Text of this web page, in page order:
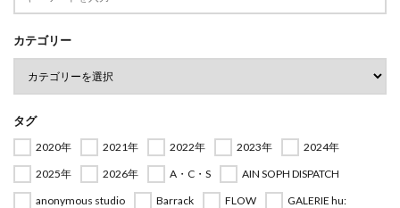
カテゴリー
タグ
2020年 2021年 2022年 2023年
2024年
2025年
2026年 A・C・S
AIN SOPH DISPATCH
anonymous studio
Barrack FLOW
GALERIE hu: